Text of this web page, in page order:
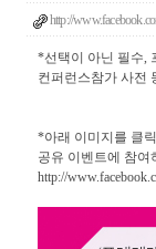
http://
*선택이 아닌 필수,
컨퍼런스참가 사전
*아래 이미지를 클
공유 이벤트에 참
http://